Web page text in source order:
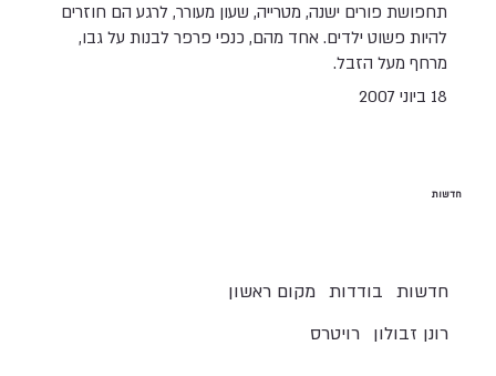
תחפושת פורים ישנה, מטרייה, שעון מעורר, לרגע הם חוזרים
להיות פשוט ילדים. אחד מהם, כנפי פרפר לבנות על גבו,
מרחף מעל הזבל.
18 ביוני 2007
חדשות
מקום ראשון בודדות חדשות
רויטרס רונן זבולון